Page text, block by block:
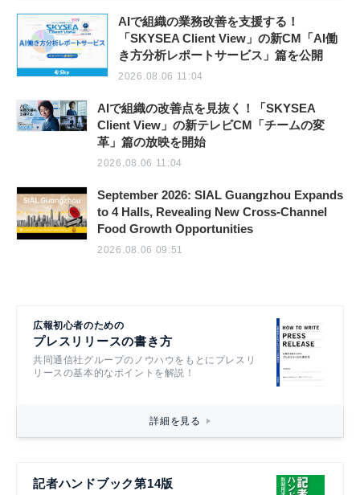
AIで組織の業務改善を支援する！
「SKYSEA Client View」の新CM「AI働
き方分析レポートサービス」篇を公開
2026.08.06 11:04
AIで組織の改善点を見抜く！「SKYSEA
Client View」の新テレビCM「チームの変
革」篇の放映を開始
2026.08.06 11:04
September 2026: SIAL Guangzhou Expands
to 4 Halls, Revealing New Cross-Channel
Food Growth Opportunities
2026.08.06 09:51
広報初心者のための
プレスリリースの書き方
共同通信社グループのノウハウをもとにプレスリ
リースの基本的なポイントを解説！
詳細を見る
記者ハンドブック第14版